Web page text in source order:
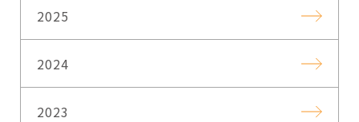
2025
2024
2023